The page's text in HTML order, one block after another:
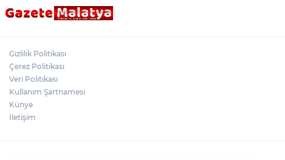
Gizlilik Politikası
Çerez Politikası
Veri Politikası
Kullanım Şartnamesi
Künye
İletişim